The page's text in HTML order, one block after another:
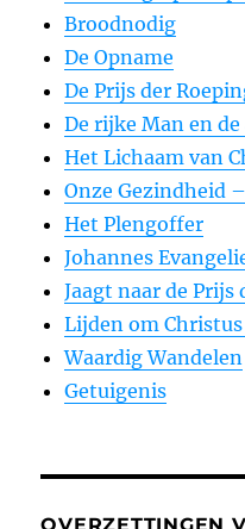
Broodnodig
De Opname
De Prijs der
De rijke Man en
Het Lichaam van
Onze Gezindheid
Het Plengoffer
Johannes
Jaagt naar de Prijs
Lijden om
Waardig Wandelen
Getuigenis